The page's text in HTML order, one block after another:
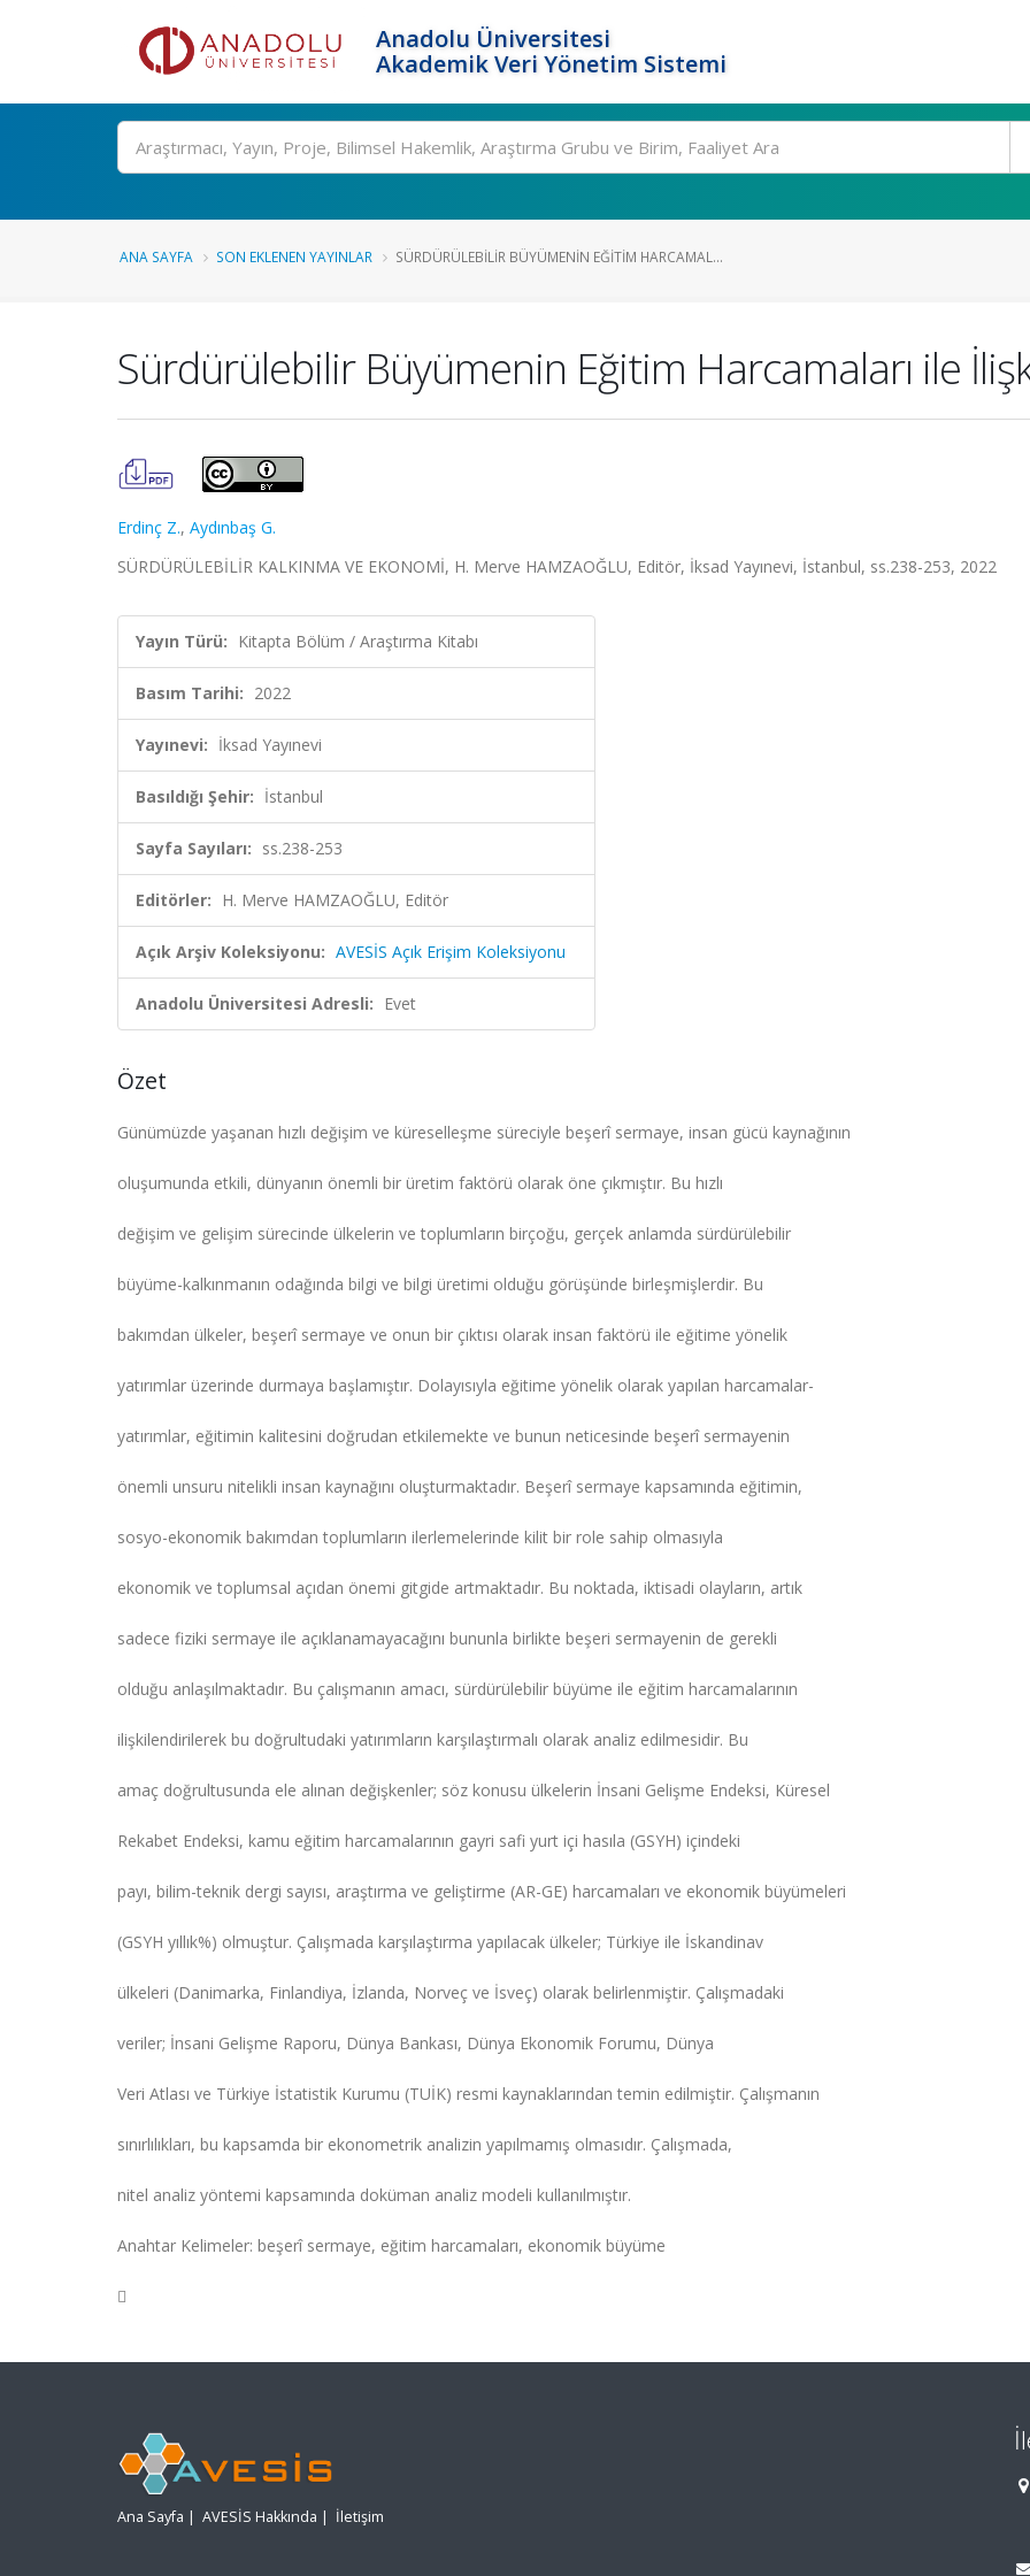
Anadolu Üniversitesi
Akademik Veri Yönetim Sistemi
Ara
ANA SAYFA SON EKLENEN YAYINLAR SÜRDÜRÜLEBILIR BÜYÜMENIN EĞITIM HARCAMAL...
Sürdürülebilir Büyümenin Eğitim Harcamaları ile
Erdinç Z., Aydınbaş G.
SÜRDÜRÜLEBİLİR KALKINMA VE EKONOMİ, H. Merve HAMZAOĞLU, Editör, İksad Yayınevi, İstanbul, ss.238-253, 2022
Yayın Türü: Kitapta Bölüm / Araştırma Kitabı
Basım Tarihi: 2022
Yayınevi: İksad Yayınevi
Basıldığı Şehir: İstanbul
Sayfa Sayıları: ss.238-253
Editörler: H. Merve HAMZAOĞLU, Editör
Açık Arşiv Koleksiyonu: AVESİS Açık Erişim Koleksiyonu
Anadolu Üniversitesi Adresli: Evet
Özet
Günümüzde yaşanan hızlı değişim ve küreselleşme süreciyle beşerî sermaye, insan gücü kaynağının
oluşumunda etkili, dünyanın önemli bir üretim faktörü olarak öne çıkmıştır. Bu hızlı
değişim ve gelişim sürecinde ülkelerin ve toplumların birçoğu, gerçek anlamda sürdürülebilir
büyüme-kalkınmanın odağında bilgi ve bilgi üretimi olduğu görüşünde birleşmişlerdir. Bu
bakımdan ülkeler, beşerî sermaye ve onun bir çıktısı olarak insan faktörü ile eğitime yönelik
yatırımlar üzerinde durmaya başlamıştır. Dolayısıyla eğitime yönelik olarak yapılan harcamalar-
yatırımlar, eğitimin kalitesini doğrudan etkilemekte ve bunun neticesinde beşerî sermayenin
önemli unsuru nitelikli insan kaynağını oluşturmaktadır. Beşerî sermaye kapsamında eğitimin,
sosyo-ekonomik bakımdan toplumların ilerlemelerinde kilit bir role sahip olmasıyla
ekonomik ve toplumsal açıdan önemi gitgide artmaktadır. Bu noktada, iktisadi olayların, artık
sadece fiziki sermaye ile açıklanamayacağını bununla birlikte beşeri sermayenin de gerekli
olduğu anlaşılmaktadır. Bu çalışmanın amacı, sürdürülebilir büyüme ile eğitim harcamalarının
ilişkilendirilerek bu doğrultudaki yatırımların karşılaştırmalı olarak analiz edilmesidir. Bu
amaç doğrultusunda ele alınan değişkenler; söz konusu ülkelerin İnsani Gelişme Endeksi, Küresel
Rekabet Endeksi, kamu eğitim harcamalarının gayri safi yurt içi hasıla (GSYH) içindeki
payı, bilim-teknik dergi sayısı, araştırma ve geliştirme (AR-GE) harcamaları ve ekonomik büyümeleri
(GSYH yıllık%) olmuştur. Çalışmada karşılaştırma yapılacak ülkeler; Türkiye ile İskandinav
ülkeleri (Danimarka, Finlandiya, İzlanda, Norveç ve İsveç) olarak belirlenmiştir. Çalışmadaki
veriler; İnsani Gelişme Raporu, Dünya Bankası, Dünya Ekonomik Forumu, Dünya
Veri Atlası ve Türkiye İstatistik Kurumu (TUİK) resmi kaynaklarından temin edilmiştir. Çalışmanın
sınırlılıkları, bu kapsamda bir ekonometrik analizin yapılmamış olmasıdır. Çalışmada,
nitel analiz yöntemi kapsamında doküman analiz modeli kullanılmıştır.
Anahtar Kelimeler: beşerî sermaye, eğitim harcamaları, ekonomik büyüme

Ana Sayfa | AVESİS Hakkında | İletişim